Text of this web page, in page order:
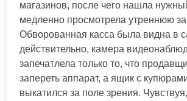
магазинов, после чего нашла
медленно просмотрела утреннюю
Обворованная касса была видна в
действительно, камера
запечатлела только то, что
запереть аппарат, а ящик с
выкатился за поле зрения.